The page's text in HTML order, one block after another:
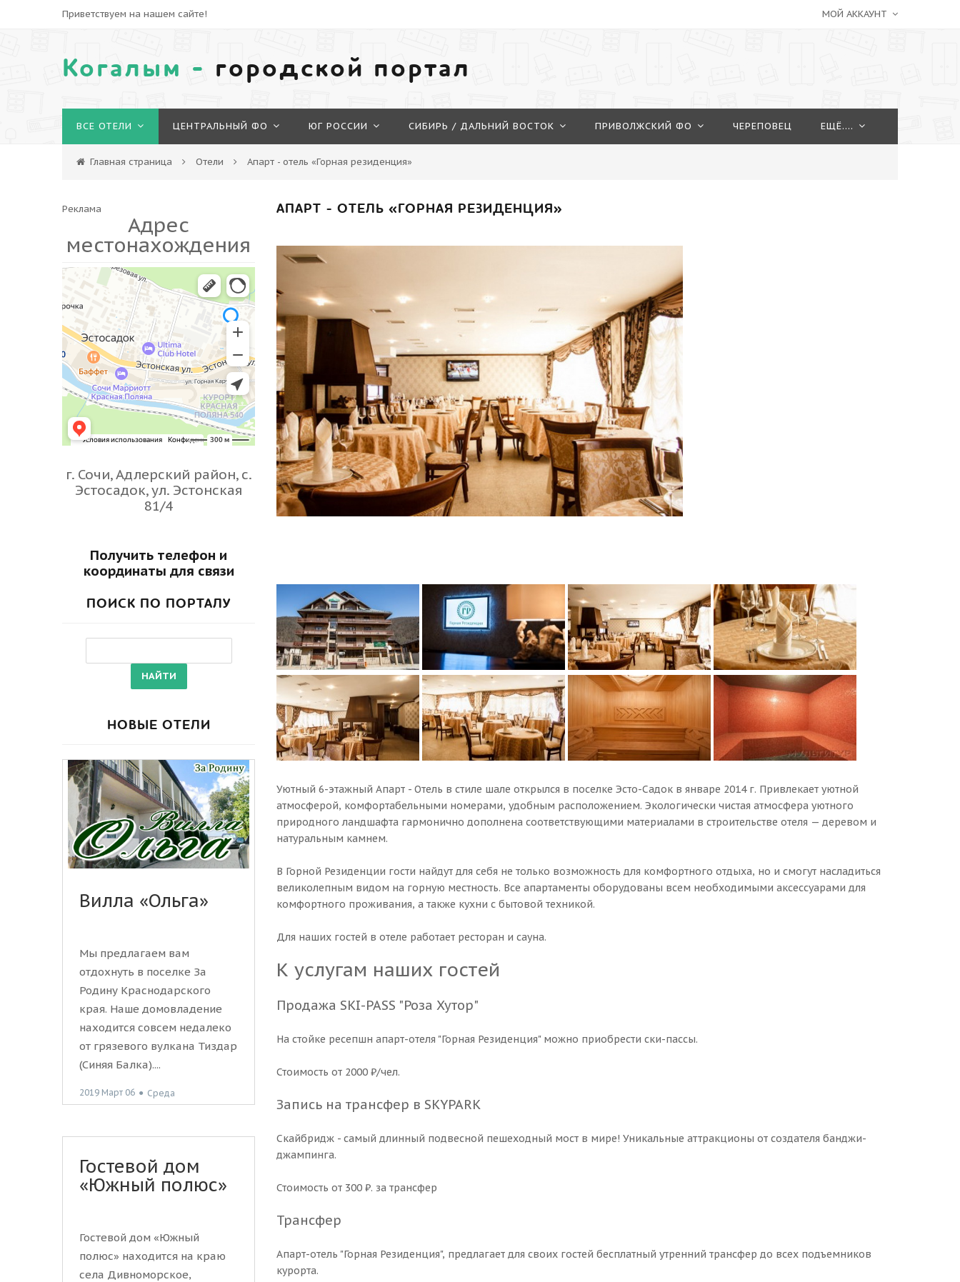
Приветствуем на нашем сайте! МОЙ АККАУНТ
Когалым - городской портал
ВСЕ ОТЕЛИ ЦЕНТРАЛЬНЫЙ ФО ЮГ РОССИИ СИБИРЬ / ДАЛЬНИЙ ВОСТОК ПРИВОЛЖСКИЙ ФО ЧЕРЕПОВЕЦ ЕЩЁ....
Главная страница Отели Апарт - отель «Горная резиденция»
АПАРТ - ОТЕЛЬ «ГОРНАЯ РЕЗИДЕНЦИЯ»
Уютный 6-этажный Апарт - Отель в стиле шале открылся в поселке Эсто-Садок в январе 2014 г. Привлекает уютной
атмосферой, комфортабельными номерами, удобным расположением. Экологически чистая атмосфера уютного
природного ландшафта гармонично дополнена соответствующими материалами в строительстве отеля — деревом и
натуральным камнем.
В Горной Резиденции гости найдут для себя не только возможность для комфортного отдыха, но и смогут насладиться
великолепным видом на горную местность. Все апартаменты оборудованы всем необходимыми аксессуарами для
комфортного проживания, а также кухни с бытовой техникой.
Для наших гостей в отеле работает ресторан и сауна.
К услугам наших гостей
Продажа SKI-PASS "Роза Хутор"
На стойке ресепшн апарт-отеля "Горная Резиденция" можно приобрести ски-пассы.
Стоимость от 2000 ₽/чел.
Запись на трансфер в SKYPARK
Скайбридж - самый длинный подвесной пешеходный мост в мире! Уникальные аттракционы от создателя банджи-
джампинга.
Стоимость от 300 ₽. за трансфер
Трансфер
Апарт-отель "Горная Резиденция", предлагает для своих гостей бесплатный утренний трансфер до всех подъемников
курорта.
Реклама
Адрес
местонахождения
г. Сочи, Адлерский район, с.
Эстосадок, ул. Эстонская
81/4
Получить телефон и
координаты для связи
ПОИСК ПО ПОРТАЛУ
НОВЫЕ ОТЕЛИ
Вилла «Ольга»
Мы предлагаем вам
отдохнуть в поселке За
Родину Краснодарского
края. Наше домовладение
находится совсем недалеко
от грязевого вулкана Тиздар
(Синяя Балка)....
2019 Март 06 ● Среда
Гостевой дом
«Южный полюс»
Гостевой дом «Южный
полюс» находится на краю
села Дивноморское,